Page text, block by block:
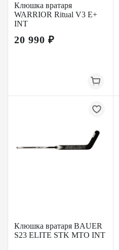
Клюшка вратаря
WARRIOR Ritual V3 E+
INT
20 990 ₽
Клюшка вратаря BAUER
S23 ELITE STK MTO INT